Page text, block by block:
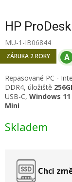
HP
MU-1-IB06844
ZÁRUKA 2 ROKY
Repasované PC -
DDR4, úložiště
USB-C, Windows
Mini
Skladem
Chci